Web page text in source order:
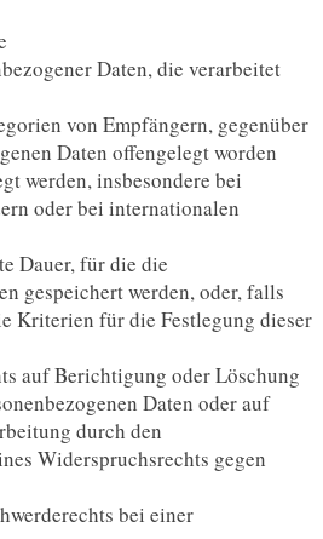
Daten, die verarbeitet
von Empfängern, gegenüber
Daten offengelegt worden
werden, insbesondere bei
oder bei internationalen
Dauer, für die die
gespeichert werden, oder, falls
Kriterien für die Festlegung dieser
auf Berichtigung oder Löschung
Daten oder auf
durch den
Widerspruchsrechts gegen
bei einer